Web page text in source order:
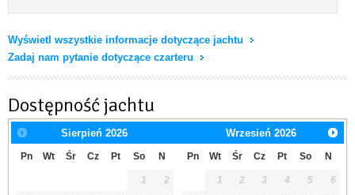
Wyświetl wszystkie informacje dotyczące jachtu
Zadaj nam pytanie dotyczące czarteru
Dostępność jachtu
Sierpień 2026
Pn Wt Śr Cz Pt So N
1
2
Wrzesień 2026
Pn Wt Śr Cz Pt So N
1 2 3 4 5
6